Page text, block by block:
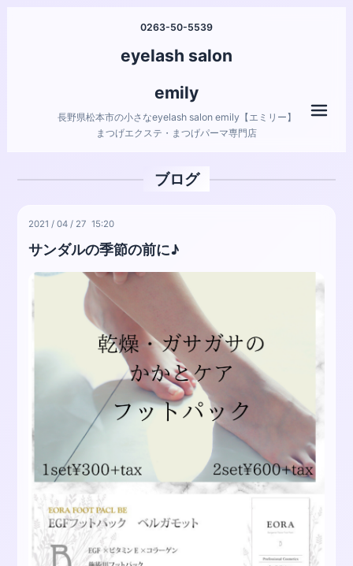
0263-50-5539
eyelash salon
emily
長野県松本市の小さなeyelash salon emily【エミリー】
まつげエクステ・まつげパーマ専門店
ブログ
2021 /04 / 27 15:20
サンダルの季節の前に♪